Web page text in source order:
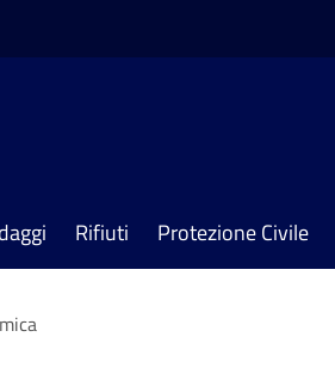
Rifiuti Protezione Civile